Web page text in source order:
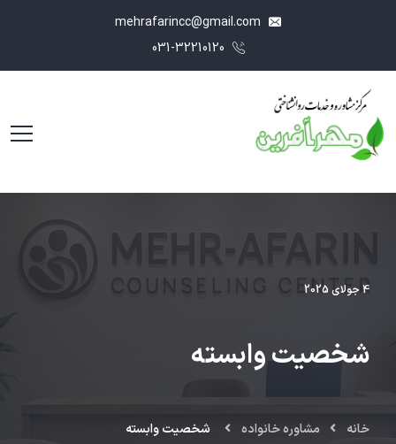
4 جولای 2025
شخصیت وابسته
خانه مشاوره خانواده شخصیت وابسته